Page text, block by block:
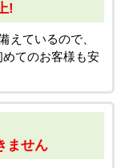
!
えているので、
てのお客様も安
ません